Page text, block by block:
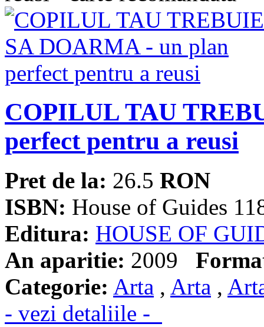
COPILUL TAU
perfect pentru a reusi
Pret de la: 26.5 RON
ISBN: House of Guides
Editura: HOUSE OF
An aparitie: 2009
Categorie: Arta , Arta ,
- vezi detaliile -